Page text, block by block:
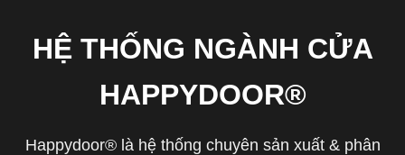
HỆ THỐNG NGÀNH CỬA
HAPPYDOOR®
Happydoor® là hệ thống chuyên sản xuất & phân